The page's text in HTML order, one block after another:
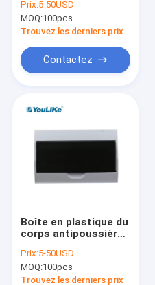
Visite d'usine
Nouvelles
du niveau IP40 de
protection de
manière de la boîte
Prix:5-50USD
MOQ:100pcs
Trouvez les derniers prix
Contactez
Boîte en plastique du
corps antipoussière
industriel de
distribution d'énergie
Prix:5-50USD
MOQ:100pcs
Trouvez les derniers prix